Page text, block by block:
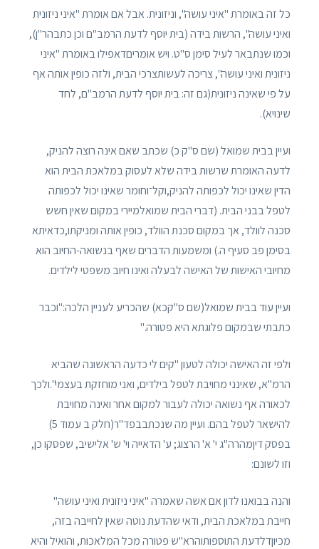
כל זה באומרת "איני עושה", וניזונית. אבל אם אומרת "איני ניזונית
ואיני עושה", הרשות בידה (בית יוסף לדעת הרמב"ם וכן כתבהר"ן),
וכמו שנתבאר לעיל סימן ס"ט. ויש אומריםדאפילו באומרת "איני
ניזונית ואיני עושה", צריכה לעשותצרכי הבית, ולזה כופין אותה אף
על פי שאינה ניזונית(גם זה: בית יוסף לדעת הרמב"ם, לחד
שינויא).
ועיין בבית שמואל (שם ס"ק כ) שכתב שאם אינה רוצה להניק,
לדעה האומרת שרשות בידה שלא לעסוק במלאכת הבית הוא
הדין שאינו יכול לכפותה להניק,וקל־וחומר שאינו יכול לכפותה
לטפל בבני הבית. (דברי הבית שמואלמיירי במקום שאין חשש
סכנה לוולד, אך במקום סכנת הוולד, כופין אותה ומניקתו,כדאיתא
בסימן פב סעיף ה.) ומשמעות הדברים שאף בנשואה-החיוב הוא
מחיובי האישות של האישה לבעלה ואינו חיוב משפטי לילדים.
ועיין עוד בבית שמואל(שם ס"קכא) שהכריע לעניין הלכה:"וכבר
כתבתי שבמקום פלוגתא היא פטורה."
ולפי זה האישה יכולה לטעון "קים לי כדעה הראשונה שהביא
הרמ"א, שאינני מחויבת לטפל בילדים, ואני מוחזקת בעצמי".ולכך
לכאורה אף נשואה יכולה לעבור למקום אחר ואינה מחויבת
להישאר לטפל בהם. ועיין מה שנכתבבפד"ר(חלק ב עמוד 5)
בפסק דיןמהרה"ג י' א' הרצוג; ע' הדאייה וי' ש' אלישיב, שפסקו כן,
וזו לשונם:
והנה בבואנו לדון אם אשה שאמרה "איני ניזונית ואיני עושה"
חייבת במלאכת הבית, ודאי שהדעת נוטה שאין לחייבה בזה,
מכיוןדלדעת התוספותוהרא"ש פטורה מכל המלאכות, והואיל והיא